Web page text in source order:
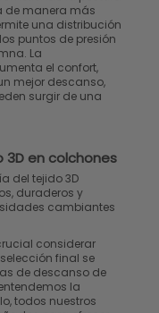
de manera más
una distribución
puntos de presión
La
el confort,
mejor descanso,
surgir de una
3D en colchones
del tejido 3D
duraderos y
cambiantes
considerar
final se
de descanso de
la
todos nuestros